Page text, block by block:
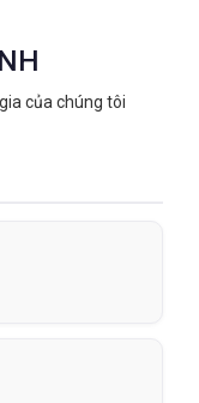
của chúng tôi